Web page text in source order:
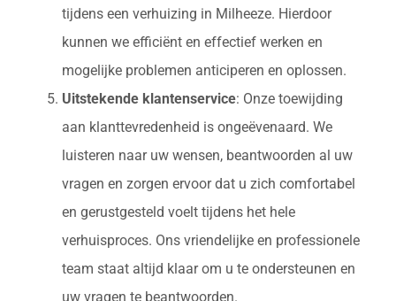
tijdens een verhuizing in Milheeze. Hierdoor
kunnen we efficiënt en effectief werken en
mogelijke problemen anticiperen en oplossen.
Uitstekende klantenservice: Onze toewijding
aan klanttevredenheid is ongeëvenaard. We
luisteren naar uw wensen, beantwoorden al uw
vragen en zorgen ervoor dat u zich comfortabel
en gerustgesteld voelt tijdens het hele
verhuisproces. Ons vriendelijke en professionele
team staat altijd klaar om u te ondersteunen en
uw vragen te beantwoorden.